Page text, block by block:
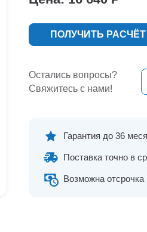
ПОЛУЧИТЬ РАСЧЁТ
Остались вопросы?
Свяжитесь с нами!
Гарантия до 36
Поставка точно в
Возможна отсрочка